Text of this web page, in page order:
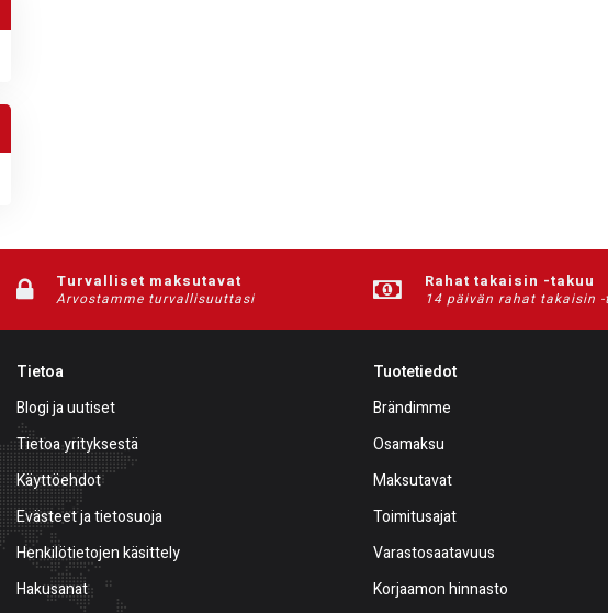
Turvalliset maksutavat
Arvostamme turvallisuuttasi
Rahat takaisin -takuu
14 päivän rahat takaisin
Tietoa
Blogi ja uutiset
Tietoa yrityksestä
Käyttöehdot
Evästeet ja tietosuoja
Henkilötietojen käsittely
Hakusanat
Tuotetiedot
Brändimme
Osamaksu
Maksutavat
Toimitusajat
Varastosaatavuus
Korjaamon hinnasto